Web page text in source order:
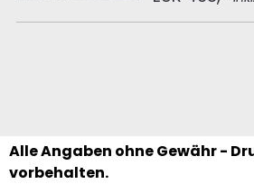
Alle Angaben ohne Gewähr -
vorbehalten.